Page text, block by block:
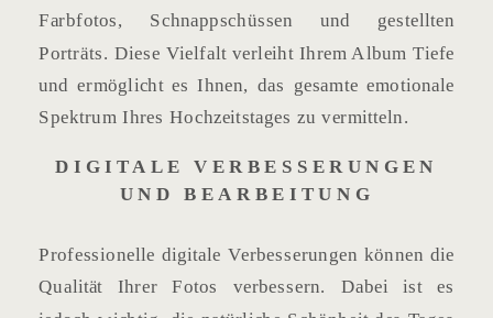
Farbfotos, Schnappschüssen und gestellten
Porträts. Diese Vielfalt verleiht Ihrem Album Tiefe
und ermöglicht es Ihnen, das gesamte emotionale
Spektrum Ihres Hochzeitstages zu vermitteln.
DIGITALE VERBESSERUNGEN
UND BEARBEITUNG
Professionelle digitale Verbesserungen können die
Qualität Ihrer Fotos verbessern. Dabei ist es